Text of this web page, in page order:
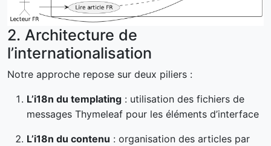
2. Architecture de
l’internationalisation
Notre approche repose sur deux piliers :
L’i18n du templating : utilisation des fichiers de
messages Thymeleaf pour les éléments d’interface
L’i18n du contenu : organisation des articles par